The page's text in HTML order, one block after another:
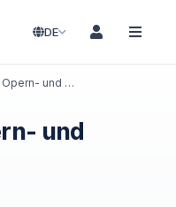
DE
Side: Aspendos Opern- und Ballettfestival
und